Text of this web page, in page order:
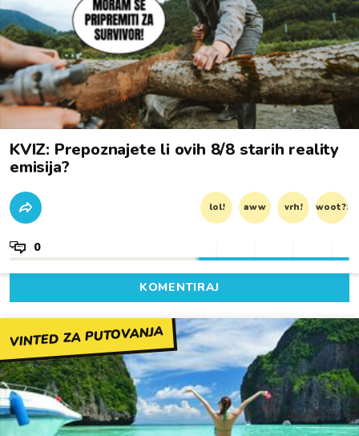
KVIZ: Prepoznajete li ovih 8/8 starih reality
emisija?
lol! aww vrh! woot?!
0
KOMENTIRAJ
VINTED ZA PUTOVANJA